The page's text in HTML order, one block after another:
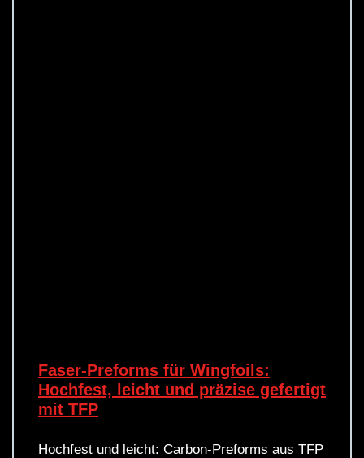
Faser-Preforms für Wingfoils:
Hochfest, leicht und präzise gefertigt
mit TFP
Hochfest und leicht: Carbon-Preforms aus TFP